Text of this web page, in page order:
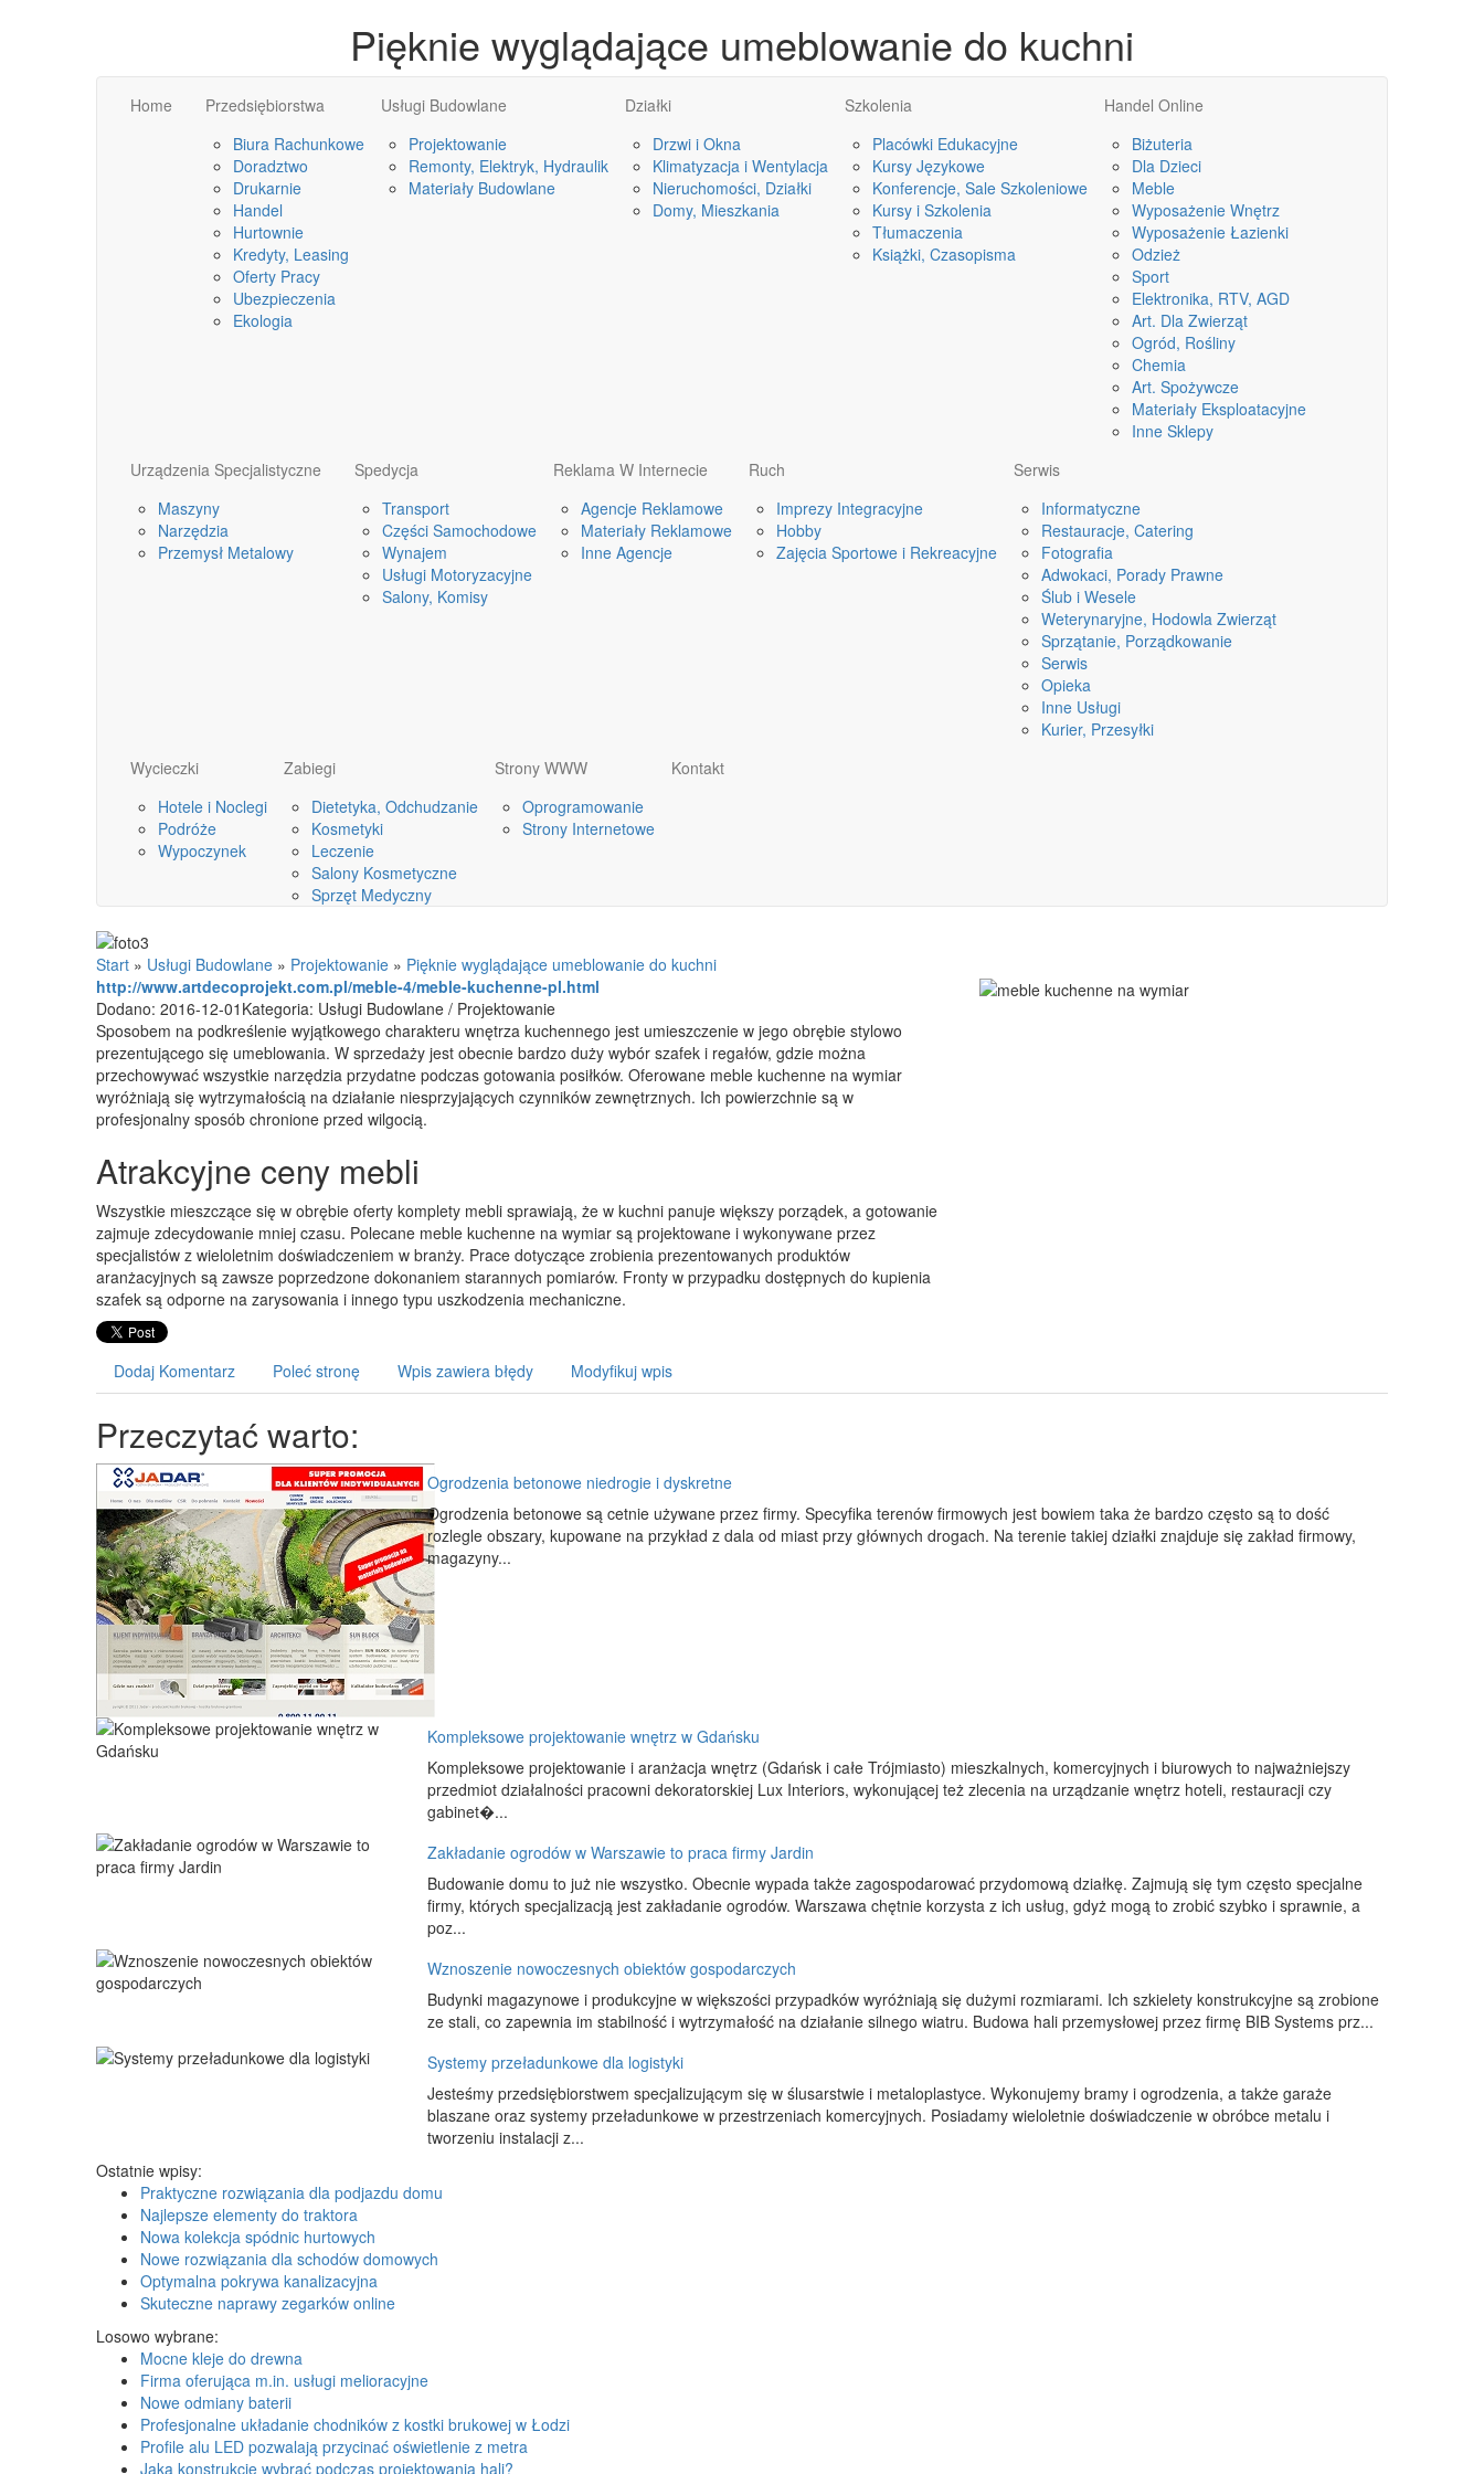
Pięknie wyglądające umeblowanie do kuchni
Home
Przedsiębiorstwa
Biura Rachunkowe
Doradztwo
Drukarnie
Handel
Hurtownie
Kredyty, Leasing
Oferty Pracy
Ubezpieczenia
Ekologia
Usługi Budowlane
Projektowanie
Remonty, Elektryk, Hydraulik
Materiały Budowlane
Działki
Drzwi i Okna
Klimatyzacja i Wentylacja
Nieruchomości, Działki
Domy, Mieszkania
Szkolenia
Placówki Edukacyjne
Kursy Językowe
Konferencje, Sale Szkoleniowe
Kursy i Szkolenia
Tłumaczenia
Książki, Czasopisma
Handel Online
Biżuteria
Dla Dzieci
Meble
Wyposażenie Wnętrz
Wyposażenie Łazienki
Odzież
Sport
Elektronika, RTV, AGD
Art. Dla Zwierząt
Ogród, Rośliny
Chemia
Art. Spożywcze
Materiały Eksploatacyjne
Inne Sklepy
Urządzenia Specjalistyczne
Maszyny
Narzędzia
Przemysł Metalowy
Spedycja
Transport
Części Samochodowe
Wynajem
Usługi Motoryzacyjne
Salony, Komisy
Reklama W Internecie
Agencje Reklamowe
Materiały Reklamowe
Inne Agencje
Ruch
Imprezy Integracyjne
Hobby
Zajęcia Sportowe i Rekreacyjne
Serwis
Informatyczne
Restauracje, Catering
Fotografia
Adwokaci, Porady Prawne
Ślub i Wesele
Weterynaryjne, Hodowla Zwierząt
Sprzątanie, Porządkowanie
Serwis
Opieka
Inne Usługi
Kurier, Przesyłki
Wycieczki
Hotele i Noclegi
Podróże
Wypoczynek
Zabiegi
Dietetyka, Odchudzanie
Kosmetyki
Leczenie
Salony Kosmetyczne
Sprzęt Medyczny
Strony WWW
Oprogramowanie
Strony Internetowe
Kontakt
Start » Usługi Budowlane » Projektowanie » Pięknie wyglądające umeblowanie do kuchni
http://www.artdecoprojekt.com.pl/meble-4/meble-kuchenne-pl.html
Dodano: 2016-12-01 Kategoria: Usługi Budowlane / Projektowanie
Sposobem na podkreślenie wyjątkowego charakteru wnętrza kuchennego jest umieszczenie w jego obrębie stylowo
prezentującego się umeblowania. W sprzedaży jest obecnie bardzo duży wybór szafek i regałów, gdzie można
przechowywać wszystkie narzędzia przydatne podczas gotowania posiłków. Oferowane meble kuchenne na wymiar
wyróżniają się wytrzymałością na działanie niesprzyjających czynników zewnętrznych. Ich powierzchnie są w
profesjonalny sposób chronione przed wilgocią.
Atrakcyjne ceny mebli
Wszystkie mieszczące się w obrębie oferty komplety mebli sprawiają, że w kuchni panuje większy porządek, a gotowanie
zajmuje zdecydowanie mniej czasu. Polecane meble kuchenne na wymiar są projektowane i wykonywane przez
specjalistów z wieloletnim doświadczeniem w branży. Prace dotyczące zrobienia prezentowanych produktów
aranżacyjnych są zawsze poprzedzone dokonaniem starannych pomiarów. Fronty w przypadku dostępnych do kupienia
szafek są odporne na zarysowania i innego typu uszkodzenia mechaniczne.
Dodaj Komentarz Poleć stronę Wpis zawiera błędy Modyfikuj wpis
Przeczytać warto:
Ogrodzenia betonowe niedrogie i dyskretne
Ogrodzenia betonowe są cetnie używane przez firmy. Specyfika terenów firmowych jest bowiem taka że bardzo często są to dość
rozlegle obszary, kupowane na przykład z dala od miast przy głównych drogach. Na terenie takiej działki znajduje się zakład firmowy,
magazyny...
Kompleksowe projektowanie wnętrz w Gdańsku
Kompleksowe projektowanie i aranżacja wnętrz (Gdańsk i całe Trójmiasto) mieszkalnych, komercyjnych i biurowych to najważniejszy
przedmiot działalności pracowni dekoratorskiej Lux Interiors, wykonującej też zlecenia na urządzanie wnętrz hoteli, restauracji czy
gabinet�...
Zakładanie ogrodów w Warszawie to praca firmy Jardin
Budowanie domu to już nie wszystko. Obecnie wypada także zagospodarować przydomową działkę. Zajmują się tym często specjalne
firmy, których specjalizacją jest zakładanie ogrodów. Warszawa chętnie korzysta z ich usług, gdyż mogą to zrobić szybko i sprawnie, a
poz...
Wznoszenie nowoczesnych obiektów gospodarczych
Budynki magazynowe i produkcyjne w większości przypadków wyróżniają się dużymi rozmiarami. Ich szkielety konstrukcyjne są zrobione
ze stali, co zapewnia im stabilność i wytrzymałość na działanie silnego wiatru. Budowa hali przemysłowej przez firmę BIB Systems prz...
Systemy przeładunkowe dla logistyki
Jesteśmy przedsiębiorstwem specjalizującym się w ślusarstwie i metaloplastyce. Wykonujemy bramy i ogrodzenia, a także garaże
blaszane oraz systemy przeładunkowe w przestrzeniach komercyjnych. Posiadamy wieloletnie doświadczenie w obróbce metalu i
tworzeniu instalacji z...
Ostatnie wpisy:
Praktyczne rozwiązania dla podjazdu domu
Najlepsze elementy do traktora
Nowa kolekcja spódnic hurtowych
Nowe rozwiązania dla schodów domowych
Optymalna pokrywa kanalizacyjna
Skuteczne naprawy zegarków online
Losowo wybrane:
Mocne kleje do drewna
Firma oferująca m.in. usługi melioracyjne
Nowe odmiany baterii
Profesjonalne układanie chodników z kostki brukowej w Łodzi
Profile alu LED pozwalają przycinać oświetlenie z metra
Jaką konstrukcję wybrać podczas projektowania hali?